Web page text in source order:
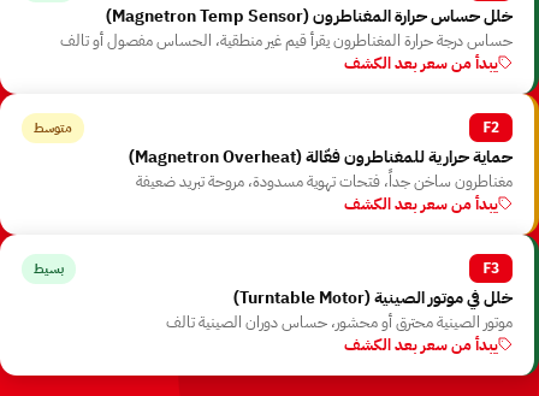
خلل حساس حرارة المغناطرون ⁨(Magnetron Temp Sensor)⁩
حساس درجة حرارة المغناطرون يقرأ قيم غير منطقية، الحساس مفصول أو تالف
يبدأ من سعر بعد الكشف
F2 متوسط
حماية حرارية للمغناطرون فعّالة ⁨(Magnetron Overheat)⁩
مغناطرون ساخن جداً، فتحات تهوية مسدودة، مروحة تبريد ضعيفة
يبدأ من سعر بعد الكشف
F3 بسيط
خلل في موتور الصينية ⁨(Turntable Motor)⁩
موتور الصينية محترق أو محشور، حساس دوران الصينية تالف
يبدأ من سعر بعد الكشف